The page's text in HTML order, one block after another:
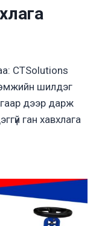
CTSolutions
шилдэг
дээр дарж
ган хавхлага